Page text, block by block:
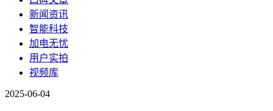
新闻资讯
智能科技
加电无忧
用户实拍
视频库
2025-06-04